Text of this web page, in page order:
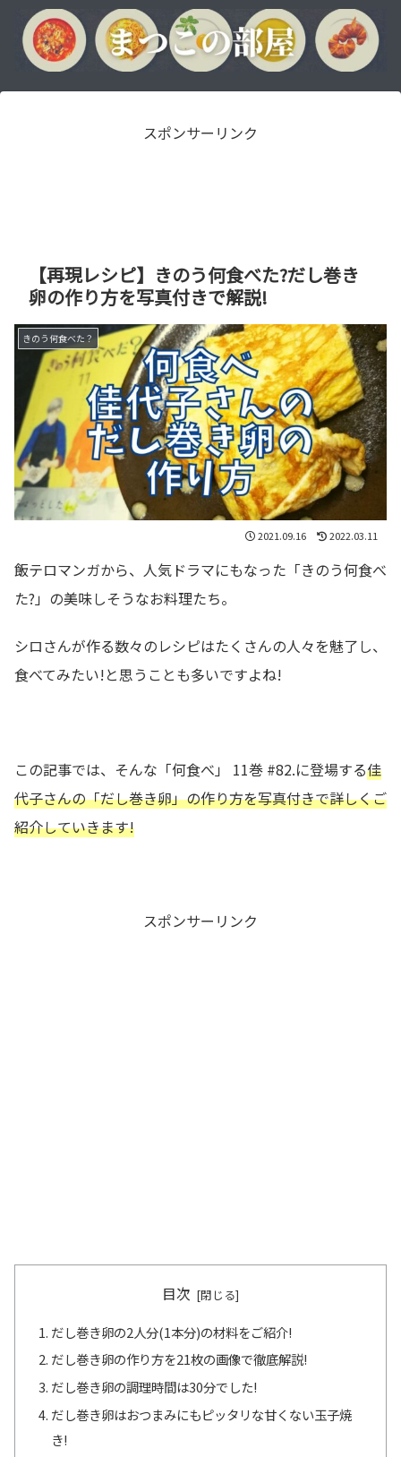
スポンサーリンク
【再現レシピ】きのう何食べた?だし巻き
卵の作り方を写真付きで解説!
きのう何食べた？
2021.09.16 2022.03.11
飯テロマンガから、人気ドラマにもなった「きのう何食べ
た?」の美味しそうなお料理たち。
シロさんが作る数々のレシピはたくさんの人々を魅了し、
食べてみたい!と思うことも多いですよね!
この記事では、そんな「何食べ」 11巻 #82.に登場する佳
代子さんの「だし巻き卵」の作り方を写真付きで詳しくご
紹介していきます!
スポンサーリンク
目次
だし巻き卵の2人分(1本分)の材料をご紹介!
だし巻き卵の作り方を21枚の画像で徹底解説!
だし巻き卵の調理時間は30分でした!
だし巻き卵はおつまみにもピッタリな甘くない玉子焼
き!